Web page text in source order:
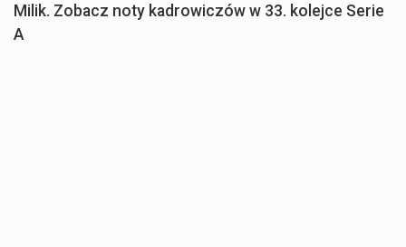
Milik. Zobacz noty kadrowiczów w 33. kolejce Serie
A